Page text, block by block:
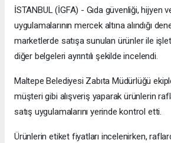
İSTANBUL (İGFA) - Gıda güvenliği, hijyen
uygulamalarının mercek altına alındığı
marketlerde satışa sunulan ürünler ile
diğer belgeleri ayrıntılı şekilde incelendi.
Maltepe Belediyesi Zabıta Müdürlüğü
müşteri gibi alışveriş yaparak ürünlerin
satış uygulamalarını yerinde kontrol etti.
Ürünlerin etiket fiyatları incelenirken,